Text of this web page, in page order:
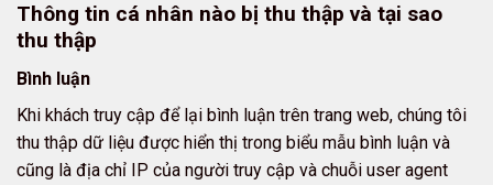
Thông tin cá nhân nào bị thu thập và tại sao
thu thập
Bình luận
Khi khách truy cập để lại bình luận trên trang web, chúng tôi
thu thập dữ liệu được hiển thị trong biểu mẫu bình luận và
cũng là địa chỉ IP của người truy cập và chuỗi user agent